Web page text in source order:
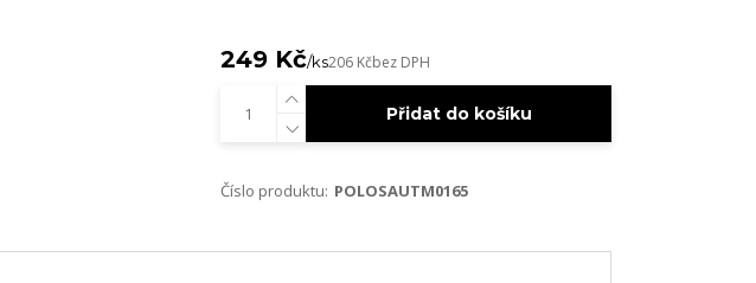
249 Kč/ks206 Kčbez DPH
Přidat do košíku
Číslo produktu: POLOSAUTM0165